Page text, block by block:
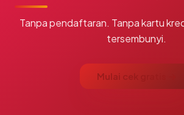
Tanpa pendaftaran. Tanpa kartu
tersembunyi.
Mulai cek gratis →